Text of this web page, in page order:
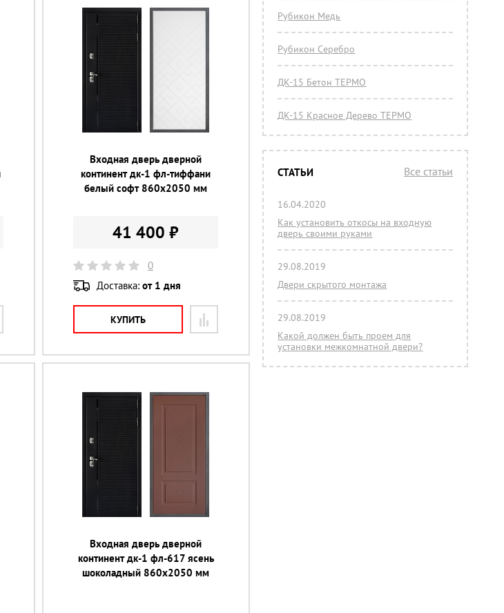
Входная дверь дверной
континент дк-1 фл-тиффани
белый софт 860х2050 мм
41 400 ₽
0
Доставка:от 1 дня
КУПИТЬ
Входная дверь дверной
континент дк-1 фл-617 ясень
шоколадный 860х2050 мм
Рубикон Медь
Рубикон Серебро
ДК-15 Бетон ТЕРМО
ДК-15 Красное Дерево ТЕРМО
СТАТЬИ Все статьи
16.04.2020
Как установить откосы на входную
дверь своими руками
29.08.2019
Двери скрытого монтажа
29.08.2019
Какой должен быть проем для
установки межкомнатной двери?